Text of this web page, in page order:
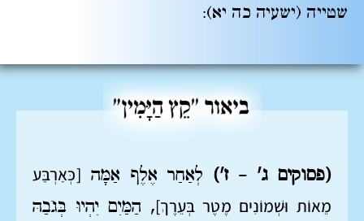
שטייה (ישעיה כה יא):
(פסוקים ג' – ז') לְאַחַר אֶלֶף אַמָּה [כְּאַרְבַּע
מֵאוֹת וּשְׁמוֹנִים מֶטֶר בְּעֵרֶךְ], הַמַּיִם יִהְיוּ בְּגֹבַהּ